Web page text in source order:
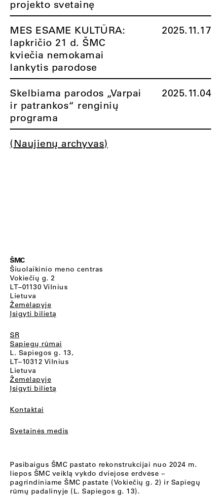
projekto svetainę
MES ESAME KULTŪRA:
lapkričio 21 d. ŠMC
kviečia nemokamai
lankytis parodose
2025.11.17
Skelbiama parodos „Varpai
ir patrankos“ renginių
programa
2025.11.04
(Naujienų archyvas)
ŠMC
Šiuolaikinio meno centras
Vokiečių g. 2
LT–01130 Vilnius
Lietuva
Žemėlapyje
Įsigyti bilietą
SR
Sapiegų rūmai
L. Sapiegos g. 13,
LT–10312 Vilnius
Lietuva
Žemėlapyje
Įsigyti bilietą
Kontaktai
Svetainės medis
Pasibaigus ŠMC pastato rekonstrukcijai nuo 2024 m.
liepos ŠMC veiklą vykdo dviejose erdvėse –
pagrindiniame ŠMC pastate (Vokiečių g. 2) ir Sapiegų
rūmų padalinyje (L. Sapiegos g. 13).